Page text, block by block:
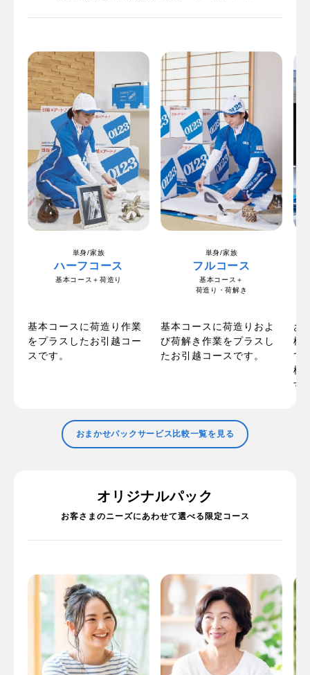
単身/家族
ハーフコース
基本コース＋荷造り
基本コースに荷造り作業
をプラスしたお引越コー
スです。
単身/家族
フルコース
基本コース＋
荷造り・荷解き
基本コースに荷造りおよ
び荷解き作業をプラスし
たお引越コースです。
お
梱
で
標
す
オリジナルパック
お客さまのニーズにあわせて選べる限定コース
おまかせパックサービス比較一覧を見る